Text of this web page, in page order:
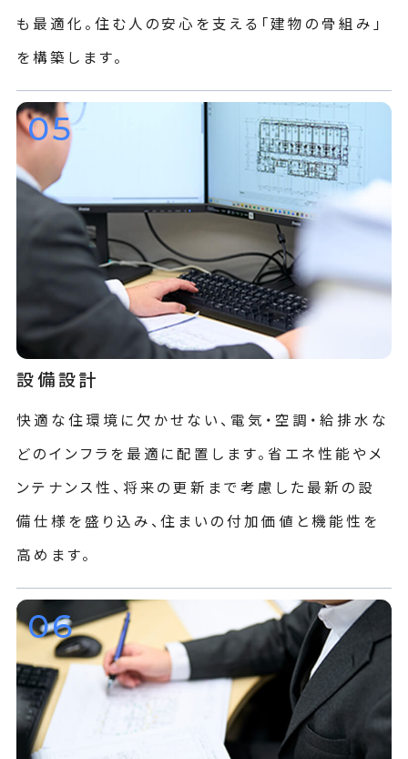
も最適化。住む人の安心を支える「建物の骨組み」
を構築します。
05
設備設計
快適な住環境に欠かせない、電気・空調・給排水な
どのインフラを最適に配置します。省エネ性能やメ
ンテナンス性、将来の更新まで考慮した最新の設
備仕様を盛り込み、住まいの付加価値と機能性を
高めます。
06